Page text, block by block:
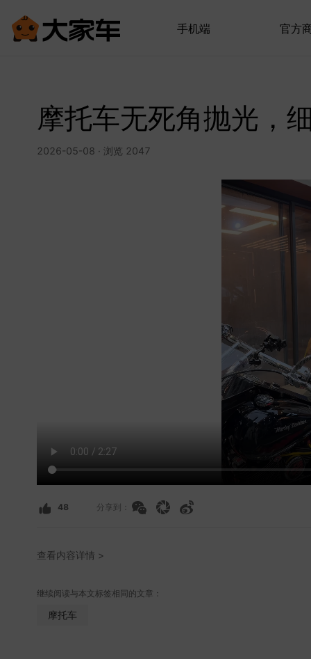
手机端 官方
摩托车无死角抛光，
2026-05-08 · 浏览 2047
48 分享到：
查看内容详情 >
继续阅读与本文标签相同的文章：
摩托车